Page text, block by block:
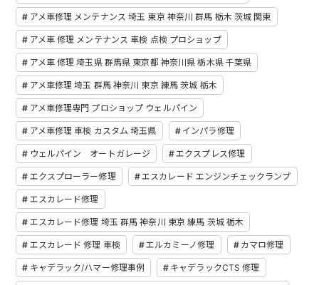
アメ車修理 メンテナンス 埼玉 東京 神奈川 群馬 栃木 茨城 関東
アメ車 修理 メンテナンス 車検 点検 プロショップ
アメ車 修理 埼玉県 群馬県 東京都 神奈川県 栃木県 千葉県
アメ車修理 埼玉 群馬 神奈川 東京 練馬 茨城 栃木
アメ車修理専門 プロショップ ウェルパイン
アメ車修理 車検 カスタム 埼玉県 インパラ修理
ウェルパイン オートガレージ エクスプレス修理
エクスプローラー修理 エスカレード エンジンチェックランプ
エスカレード修理
エスカレード修理 埼玉 群馬 神奈川 東京 練馬 茨城 栃木
エスカレード 修理 車検 エルカミーノ修理 カマロ修理
キャデラック/ハマー修理事例 キャデラックCTS 修理